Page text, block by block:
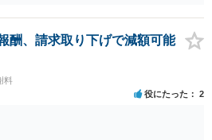
係等によって判断されます。 ご記載の
回の食事のみで性交渉がないのであれ
払義務は否定されます。他方で、性交渉
取りの内容や関係の態様によっては、婚
て、例外的に慰謝料支払義務が肯定さ
弁護士に依頼されているのであれば、車
払能力の問題と、そもそもの慰謝料額
う方がよいでしょう。
酬、請求取り下げで減額可能
料
役にたった 2